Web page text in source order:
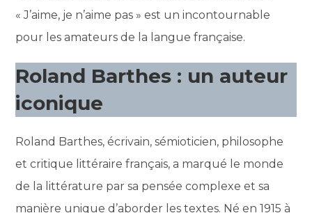
« J’aime, je n’aime pas » est un incontournable
pour les amateurs de la langue française.
Roland Barthes : un auteur
iconique
Roland Barthes, écrivain, sémioticien, philosophe
et critique littéraire français, a marqué le monde
de la littérature par sa pensée complexe et sa
manière unique d’aborder les textes. Né en 1915 à